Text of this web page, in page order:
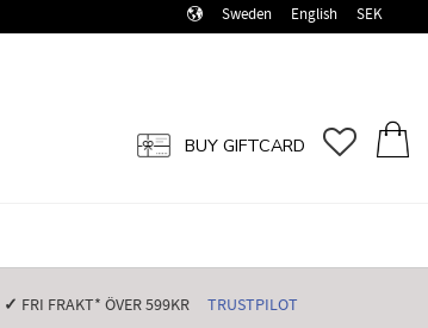
Sweden English SEK
BUY GIFTCARD
✓ FRI FRAKT* ÖVER 599KR️ TRUSTPILOT